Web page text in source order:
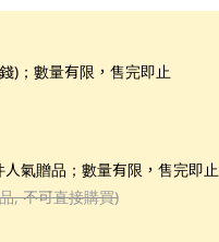
)；數量有限，售完即止
氣贈品；數量有限，售完即止
, 不可直接購買)